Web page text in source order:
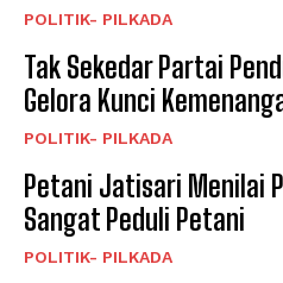
POLITIK- PILKADA
Tak Sekedar Partai
Gelora Kunci
POLITIK- PILKADA
Petani Jatisari Menilai
Sangat Peduli Petani
POLITIK- PILKADA